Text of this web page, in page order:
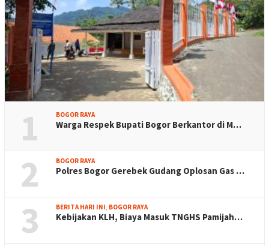
1 BOGOR RAYA
Warga Respek Bupati Bogor Berkantor di M…
2 BOGOR RAYA
Polres Bogor Gerebek Gudang Oplosan Gas …
3 BERITA HARI INI BOGOR RAYA
Kebijakan KLH, Biaya Masuk TNGHS Pamijah…